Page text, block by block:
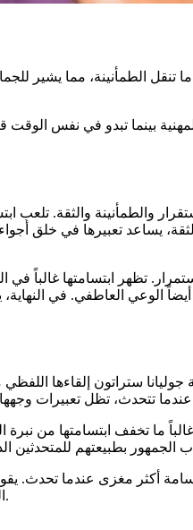
الطمأنينة، مما يشير
بينما تبدو في نفس
والطمأنينة والثقة. تلعب
يساعد تعبيرها في خلق
ابتسامتها غالباً في
الوعي العاطفي. في
جوليانا ستراتون إلقاءها
ما تخفف ابتسامتها من
بطبيعتهم للمتحدثين
أكثر مغزى عندما تحدث.
التواصل مع المستمعين ويعزز سمعتها كمتواصلة متأنية ومدروسة.